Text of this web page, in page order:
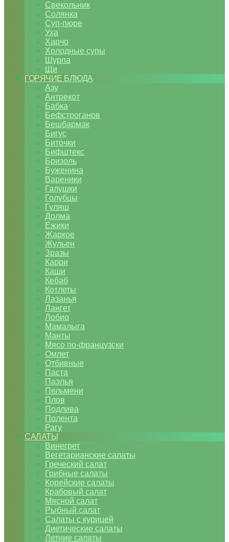
Свекольник
Солянка
Суп-пюре
Уха
Харчо
Холодные супы
Шурпа
Щи
ГОРЯЧИЕ БЛЮДА
Азу
Антрекот
Бабка
Бефстроганов
Бешбармак
Бигус
Биточки
Бифштекс
Бризоль
Буженина
Вареники
Галушки
Голубцы
Гуляш
Долма
Ежики
Жаркое
Жульен
Зразы
Карри
Каши
Кебаб
Котлеты
Лазанья
Лангет
Лобио
Мамалыга
Манты
Мясо по-французски
Омлет
Отбивные
Паста
Паэлья
Пельмени
Плов
Подлива
Полента
Рагу
САЛАТЫ
Винегрет
Вегетарианские салаты
Греческий салат
Грибные салаты
Корейские салаты
Крабовый салат
Мясной салат
Рыбный салат
Салаты с курицей
Диетические салаты
Летние салаты